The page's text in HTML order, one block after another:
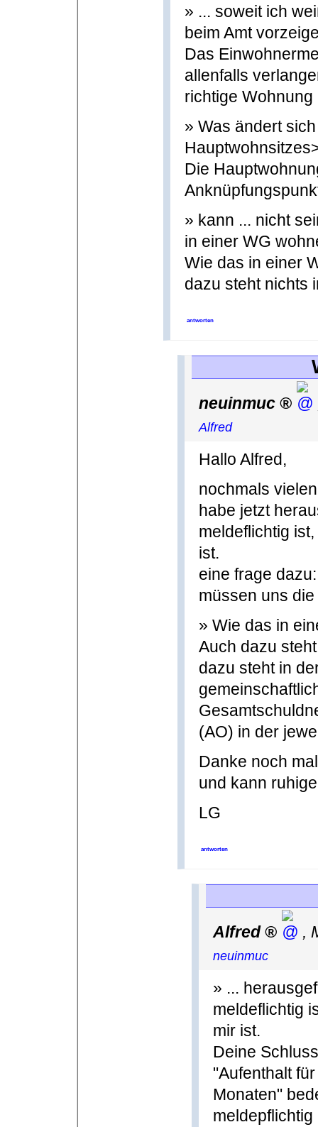
» ... soweit ich
beim Amt
Das
allenfalls
richtige
» Was ändert
Die
» kann ... nicht
in einer WG
Wie das in einer
dazu steht nichts
antworten
neuinmuc
Alfred
Hallo Alfred,
nochmals
habe jetzt
meldeflichtig
ist.
eine frage
müssen uns
» Wie das in
Auch dazu
dazu steht in
(AO) in der
Danke noch
und kann
LG
antworten
Alfred ,
neuinmuc
» ...
meldeflichtig
mir ist.
Deine
"Aufenthalt
Monaten"